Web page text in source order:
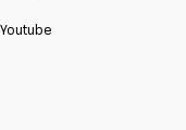
Youtube